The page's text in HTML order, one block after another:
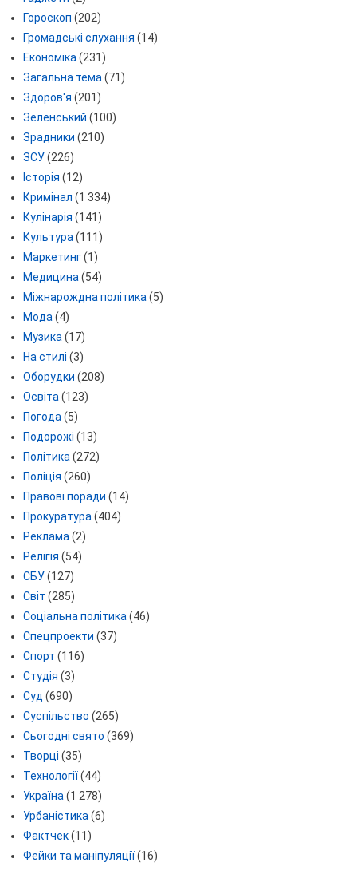
Гороскоп (202)
Громадські слухання (14)
Економіка(231)
Загальна тема(71)
Здоров'я (201)
Зеленський (100)
Зрадники (210)
ЗСУ(226)
Історія (12)
Кримінал (1 334)
Кулінарія (141)
Культура(111)
Маркетинг(1)
Медицина(54)
Міжнарождна політика(5)
Мода(4)
Музика(17)
На стилі (3)
Оборудки (208)
Освіта(123)
Погода(5)
Подорожі (13)
Політика(272)
Поліція (260)
Правові поради (14)
Прокуратура(404)
Реклама(2)
Релігія (54)
СБУ(127)
Світ (285)
Соціальна політика(46)
Спецпроекти (37)
Спорт (116)
Студія (3)
Суд (690)
Суспільство (265)
Сьогодні свято (369)
Творці (35)
Технології(44)
Україна(1 278)
Урбаністика(6)
Фактчек(11)
Фейки та маніпуляції(16)